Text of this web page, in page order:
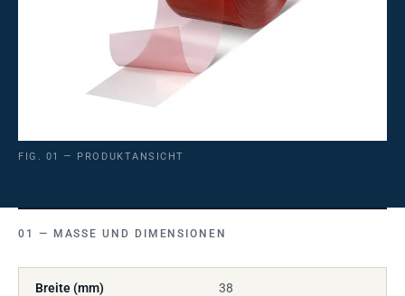
FIG. 01 — PRODUKTANSICHT
MASSE UND DIMENSIONEN
Breite (mm) 38